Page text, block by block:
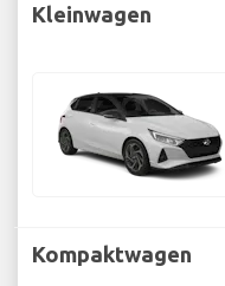
Kleinwagen
Kompaktwagen